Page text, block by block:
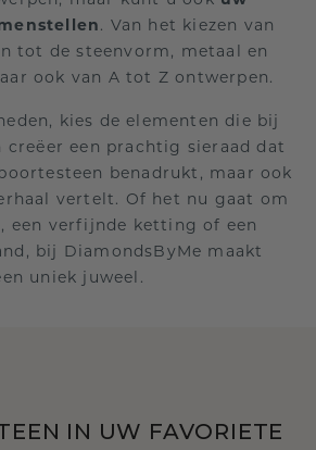
. Van het kiezen van
tot de steenvorm, metaal en
ook van A tot Z ontwerpen.
kies de elementen die bij
creëer een prachtig sieraad dat
benadrukt, maar ook
vertelt. Of het nu gaat om
een verfijnde ketting of een
bij DiamondsByMe maakt
uniek juweel.
IN UW FAVORIETE